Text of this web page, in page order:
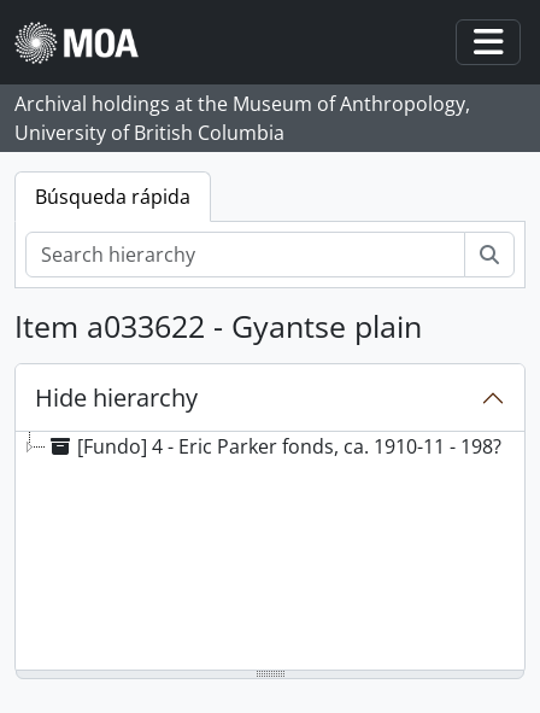
Skip to main content
Archival holdings at the Museum of Anthropology,
University of British Columbia
Búsqueda rápida
Item a033622 - Gyantse plain
Hide hierarchy
[Fundo] 4 - Eric Parker fonds, ca. 1910-11 - 198?